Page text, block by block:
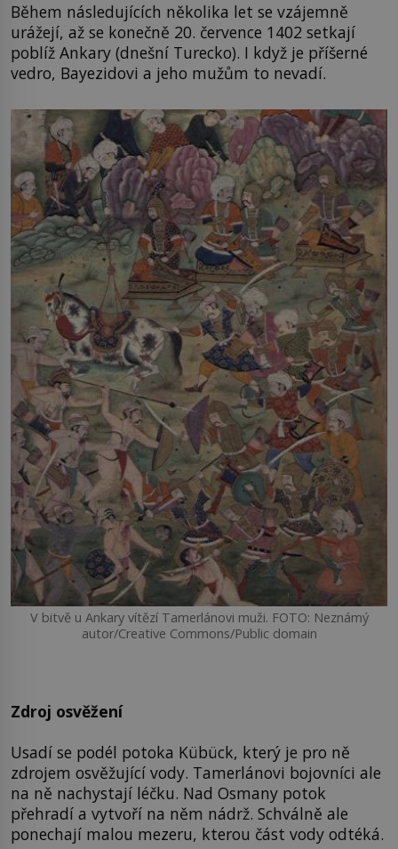
Během následujících několika let se vzájemně
urážejí, až se konečně 20. července 1402 setkají
poblíž Ankary (dnešní Turecko). I když je příšerné
vedro, Bayezidovi a jeho mužům to nevadí.
V bitvě u Ankary vítězí Tamerlánovi muži. FOTO: Neznámý
autor/Creative Commons/Public domain
Zdroj osvěžení
Usadí se podél potoka Kübück, který je pro ně
zdrojem osvěžující vody. Tamerlánovi bojovníci ale
na ně nachystají léčku. Nad Osmany potok
přehradí a vytvoří na něm nádrž. Schválně ale
ponechají malou mezeru, kterou část vody odtéká.